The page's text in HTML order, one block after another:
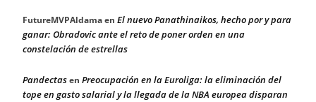
FutureMVPAldamaen El nuevo Panathinaikos, hecho por y para
ganar: Obradovic ante el reto de poner orden en una
constelación de estrellas
Pandectasen Preocupación en la Euroliga: la eliminación del
tope en gasto salarial y la llegada de la NBA europea disparan